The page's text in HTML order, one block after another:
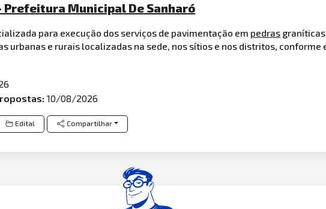
Prefeitura Municipal De Sanharó
para execução dos serviços de pavimentação em pedras
urbanas e rurais localizadas na sede, nos sítios e nos distritos, conforme
10/08/2026
Edital Compartilhar